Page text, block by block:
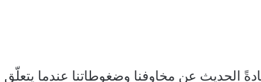
الحديث عن مخاوفنا وضغوطاتنا عندما يتعلّق